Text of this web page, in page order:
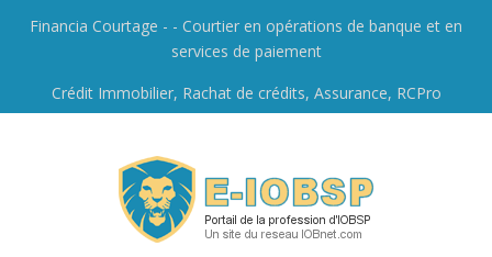
Financia Courtage - - Courtier en opérations de banque et en
services de paiement
Crédit Immobilier, Rachat de crédits, Assurance, RCPro